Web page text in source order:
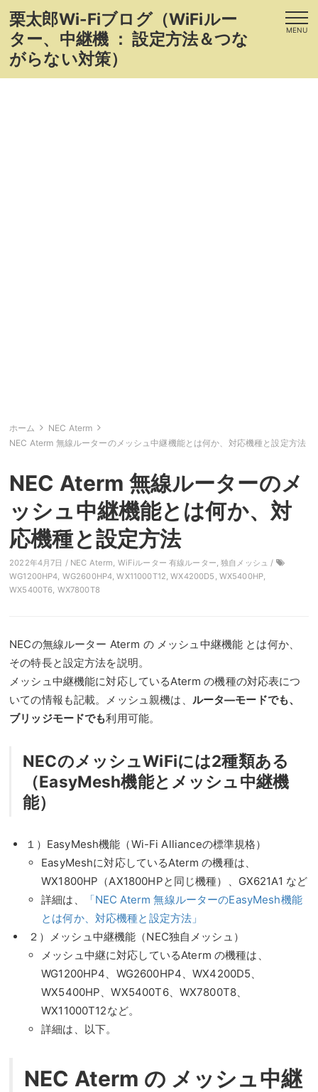
栗太郎Wi-Fiブログ（WiFiルー
ター、中継機 ： 設定方法＆つな
がらない対策）
MENU
ホーム
NEC Aterm
NEC Aterm 無線ルーターのメッシュ中継機能とは何か、対応機種と設定方法
NEC Aterm 無線ルーターのメ
ッシュ中継機能とは何か、対
応機種と設定方法
2022年4月7日 / NEC Aterm, WiFiルーター 有線ルーター,独自メッシュ /
WG1200HP4, WG2600HP4,WX11000T12,WX4200D5 , WX5400HP,
WX5400T6, WX7800T8
NECの無線ルーター Aterm の メッシュ中継機能 とは何か、
その特長と設定方法を説明。
メッシュ中継機能に対応しているAterm の機種の対応表につ
いての情報も記載。メッシュ親機は、 ルータ―モードでも、
ブリッジモードでも利用可能。
NECのメッシュWiFiには2種類ある
（EasyMesh機能とメッシュ中継機
能）
１）EasyMesh機能（Wi-Fi Allianceの標準規格）
EasyMeshに対応しているAterm の機種は、
WX1800HP（AX1800HPと同じ機種）、GX621A1 など
詳細は、
「NEC Aterm 無線ルーターのEasyMesh機能
とは何か、対応機種と設定方法」
２）メッシュ中継機能（NEC独自メッシュ）
メッシュ中継に対応しているAterm の機種は、
WG1200HP4、WG2600HP4、WX4200D5、
WX5400HP、WX5400T6、WX7800T8、
WX11000T12など。
詳細は、以下。
NEC Aterm の メッシュ中継